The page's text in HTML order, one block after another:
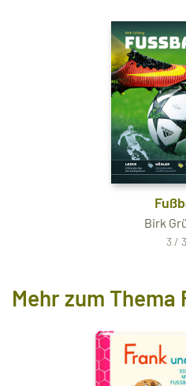
Birk
3 / 3
Mehr zum Thema